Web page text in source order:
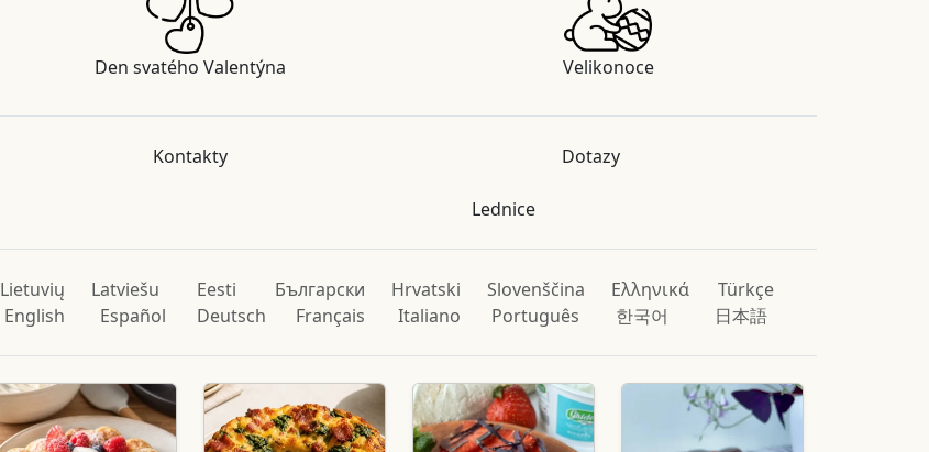
Den svatého Valentýna Velikonoce
Kontakty Dotazy
Lednice
Lietuvių Latviešu Eesti Български Hrvatski Slovenščina Ελληνικά
Türkçe
English Español Deutsch Français Italiano Português 한국어 日本語